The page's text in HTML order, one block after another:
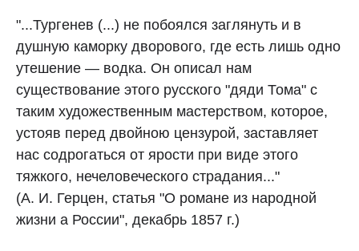
"...Тургенев (...) не побоялся заглянуть и в
душную каморку дворового, где есть лишь одно
утешение — водка. Он описал нам
существование этого русского "дяди Тома" с
таким художественным мастерством, которое,
устояв перед двойною цензурой, заставляет
нас содрогаться от ярости при виде этого
тяжкого, нечеловеческого страдания..."
(А. И. Герцен, статья "О романе из народной
жизни а России", декабрь 1857 г.)